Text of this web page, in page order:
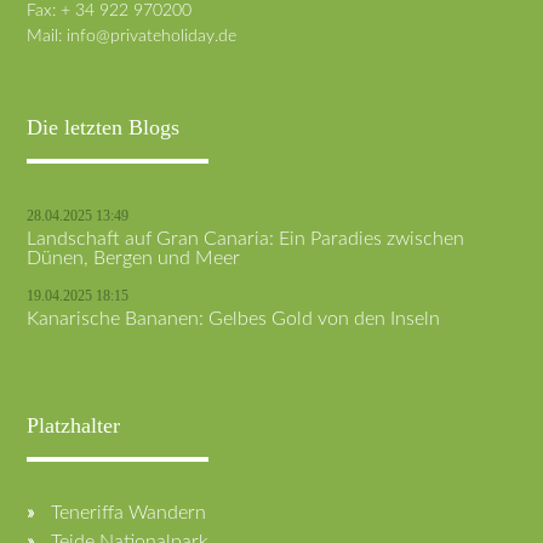
Fax: + 34 922 970200
Mail: info@privateholiday.de
Die letzten Blogs
28.04.2025 13:49
Landschaft auf Gran Canaria: Ein Paradies zwischen
Dünen, Bergen und Meer
19.04.2025 18:15
Kanarische Bananen: Gelbes Gold von den Inseln
Platzhalter
Teneriffa Wandern